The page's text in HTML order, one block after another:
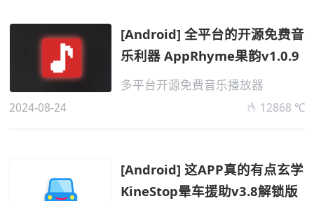
[Android] 全平台的开源免费音
乐利器 AppRhyme果韵v1.0.9
多平台开源免费音乐播放器
2024-08-24 12868 ℃
[Android] 这APP真的有点玄学
KineStop晕车援助v3.8解锁版